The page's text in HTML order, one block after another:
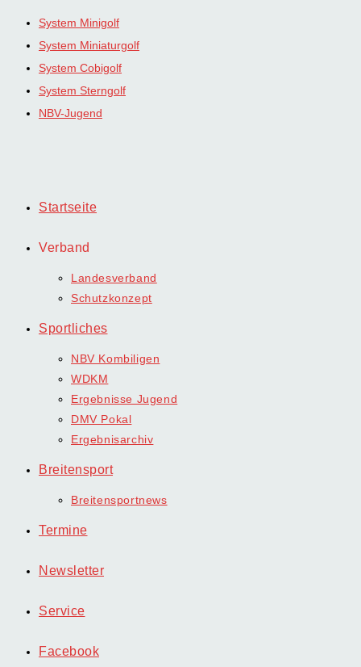
Zum
System Minigolf
System Miniaturgolf
System Cobigolf
System Sterngolf
NBV-Jugend
Startseite
Verband
Landesverband
Schutzkonzept
Sportliches
NBV Kombiligen
WDKM
Ergebnisse Jugend
DMV Pokal
Ergebnisarchiv
Breitensport
Breitensportnews
Termine
Newsletter
Service
Facebook